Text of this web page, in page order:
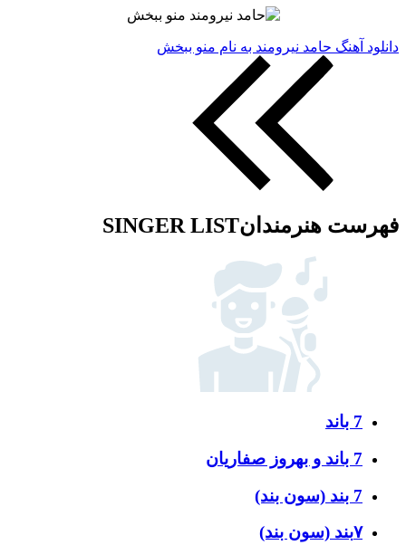
دانلود آهنگ حامد نیرومند به نام منو ببخش
فهرست هنرمندانSINGER LIST
7 باند
7 باند و بهروز صفاریان
7 بند (سون بند)
۷بند (سون بند)